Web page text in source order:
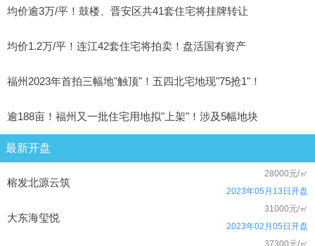
均价逾3万/平！鼓楼、晋安区共41套住宅将挂牌转让
均价1.2万/平！连江42套住宅将拍卖！盘活国有资产
福州2023年首拍三幅地"触顶"！五四北宅地现"75抢1"！
逾188亩！福州又一批住宅用地拟"上架"！涉及5幅地块
最新开盘
榕发北源云筑
28000元/㎡
2023年05月13日开盘
大东海玺悦
31000元/㎡
2023年02月05日开盘
37300元/㎡